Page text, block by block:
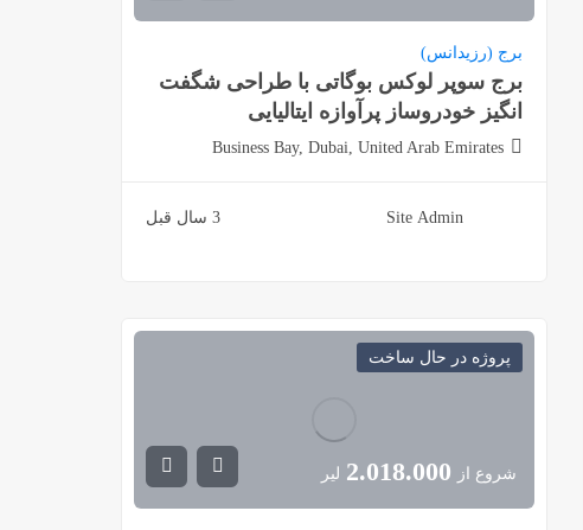
برج (رزیدانس)
برج سوپر لوکس بوگاتی با طراحی شگفت
انگیز خودروساز پرآوازه ایتالیایی
Business Bay, Dubai, United Arab Emirates
Site Admin 3 سال قبل
پروژه در حال ساخت
شروع از 2.018.000 لیر